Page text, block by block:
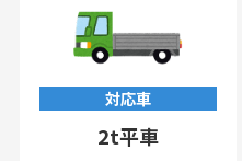
対応車
2t平車